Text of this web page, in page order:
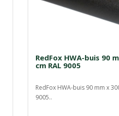
RedFox HWA-buis 90
cm RAL 9005
RedFox HWA-buis 90 mm x
9005..